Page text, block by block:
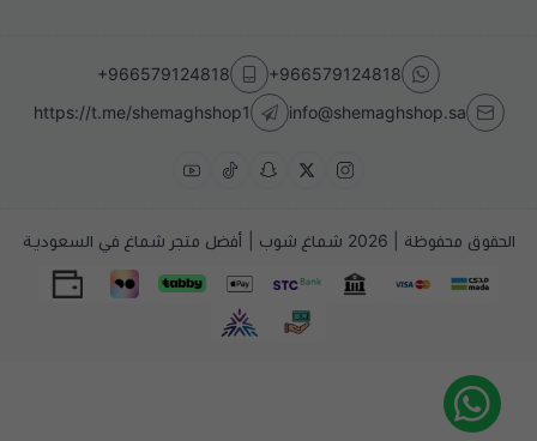
+966579124818
+966579124818
info@shemaghshop.sa
https://t.me/shemaghshop1
الحقوق محفوظة | 2026 شماغ شوب | أفضل متجر شماغ في السعودية